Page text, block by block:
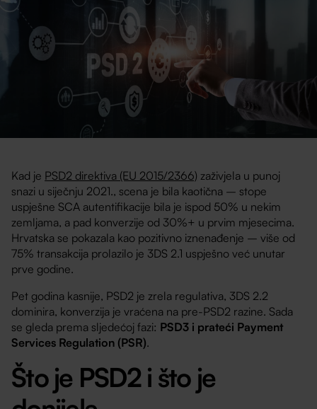
Kad je PSD2 direktiva (EU 2015/2366) zaživjela u punoj
snazi u siječnju 2021., scena je bila kaotična – stope
uspješne SCA autentifikacije bila je ispod 50% u nekim
zemljama, a pad konverzije od 30%+ u prvim mjesecima.
Hrvatska se pokazala kao pozitivno iznenađenje – više od
75% transakcija prolazilo je 3DS 2.1 uspješno već unutar
prve godine.
Pet godina kasnije, PSD2 je zrela regulativa, 3DS 2.2
dominira, konverzija je vraćena na pre-PSD2 razine. Sada
se gleda prema sljedećoj fazi: PSD3 i prateći Payment
Services Regulation (PSR).
Što je PSD2 i što je